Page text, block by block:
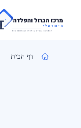
Skip to main content
דף הבית